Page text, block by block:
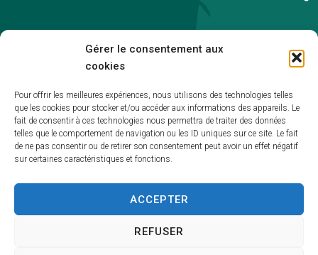
Gérer le consentement aux
cookies
Pour offrir les meilleures expériences, nous utilisons des technologies telles
que les cookies pour stocker et/ou accéder aux informations des appareils. Le
fait de consentir à ces technologies nous permettra de traiter des données
telles que le comportement de navigation ou les ID uniques sur ce site. Le fait
de ne pas consentir ou de retirer son consentement peut avoir un effet négatif
sur certaines caractéristiques et fonctions.
ACCEPTER
REFUSER
Accessibilité
Politique de cookies (UE)